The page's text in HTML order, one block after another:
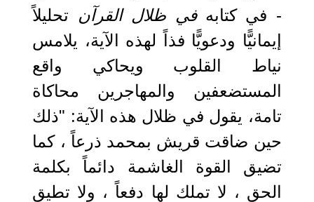
- في كتابهفي ظلال القرآن تحليلاً
إيمانيًّا ودعويًّا فذاً لهذه الآية، يلامس
نياط القلوب ويحاكي واقع
المستضعفين والمهاجرين محاكاة
تامة، يقول في ظلال هذه الآية: "ذلك
حين ضاقت قريش بمحمد ذرعاً ، كما
تضيق القوة الغاشمة دائماً بكلمة
الحق ، لا تملك لها دفعاً ، ولا تطيق